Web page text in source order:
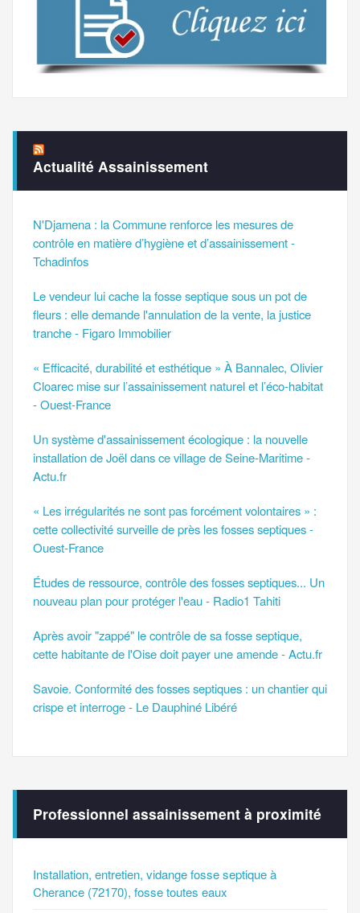
Actualité Assainissement
N'Djamena : la Commune renforce les mesures de
contrôle en matière d’hygiène et d’assainissement -
Tchadinfos
Le vendeur lui cache la fosse septique sous un pot de
fleurs : elle demande l'annulation de la vente, la justice
tranche - Figaro Immobilier
« Efficacité, durabilité et esthétique » À Bannalec, Olivier
Cloarec mise sur l’assainissement naturel et l’éco-habitat
- Ouest-France
Un système d'assainissement écologique : la nouvelle
installation de Joël dans ce village de Seine-Maritime -
Actu.fr
« Les irrégularités ne sont pas forcément volontaires » :
cette collectivité surveille de près les fosses septiques -
Ouest-France
Études de ressource, contrôle des fosses septiques... Un
nouveau plan pour protéger l'eau - Radio1 Tahiti
Après avoir "zappé" le contrôle de sa fosse septique,
cette habitante de l'Oise doit payer une amende - Actu.fr
Savoie. Conformité des fosses septiques : un chantier qui
crispe et interroge - Le Dauphiné Libéré
Professionnel assainissement à proximité
Installation, entretien, vidange fosse septique à
Cherance (72170), fosse toutes eaux